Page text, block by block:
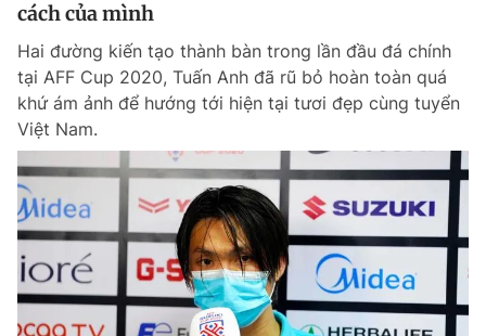
cách của mình
Hai đường kiến tạo thành bàn trong lần đầu đá chính
tại AFF Cup 2020, Tuấn Anh đã rũ bỏ hoàn toàn quá
khứ ám ảnh để hướng tới hiện tại tươi đẹp cùng tuyển
Việt Nam.